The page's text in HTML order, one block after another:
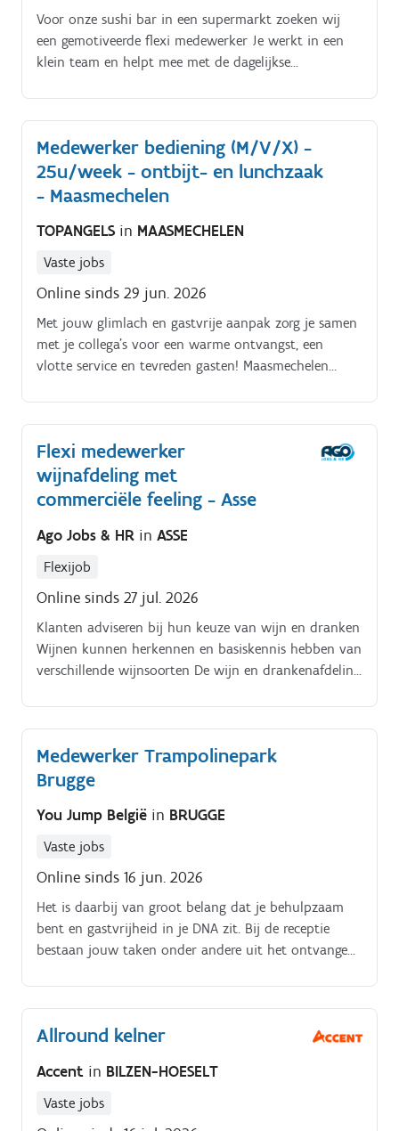
Voor onze sushi bar in een supermarkt zoeken wij
een gemotiveerde flexi medewerker Je werkt in een
klein team en helpt mee met de dagelijkse
producten Takenpakket. Je taken bestaan onder
andere uit:.
Medewerker bediening (M/V/X) -
25u/week - ontbijt- en lunchzaak
- Maasmechelen
TOPANGELS in MAASMECHELEN
Vaste jobs
Online sinds 29 jun. 2026
Met jouw glimlach en gastvrije aanpak zorg je samen
met je collega's voor een warme ontvangst, een
vlotte service en tevreden gasten! Maasmechelen
Flexi medewerker
wijnafdeling met
commerciële feeling - Asse
Ago Jobs & HR in ASSE
Flexijob
Online sinds 27 jul. 2026
Klanten adviseren bij hun keuze van wijn en dranken
Wijnen kunnen herkennen en basiskennis hebben van
verschillende wijnsoorten De wijn en drankenafdeling
Aantrekkelijke uitstallingen mee helpen opbouwen
Voorafbestellingen klaarzetten en opvolgen
Meehelpen bij tastings en degustatiemomenten De
rayon wijn, dranken en alcohol verzorgd en
en professioneel verder helpen
Medewerker Trampolinepark
Brugge
You Jump België in BRUGGE
Vaste jobs
Online sinds 16 jun. 2026
Het is daarbij van groot belang dat je behulpzaam
bent en gastvrijheid in je DNA zit. Bij de receptie
bestaan jouw taken onder andere uit het ontvangen
taken In het horeca gedeelte ben jij onze horeca
topper.
Allround kelner
Accent in BILZEN-HOESELT
Vaste jobs